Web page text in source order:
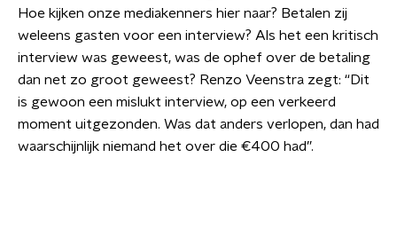
Hoe kijken onze mediakenners hier naar? Betalen zij
weleens gasten voor een interview? Als het een kritisch
interview was geweest, was de ophef over de betaling
dan net zo groot geweest? Renzo Veenstra zegt: “Dit
is gewoon een mislukt interview, op een verkeerd
moment uitgezonden. Was dat anders verlopen, dan had
waarschijnlijk niemand het over die €400 had”.